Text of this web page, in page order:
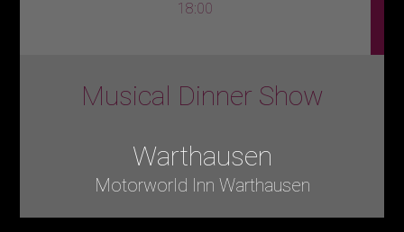
18:00
Musical Dinner Show
Warthausen
Motorworld Inn Warthausen